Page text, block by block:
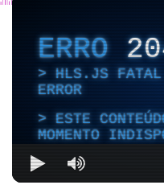
ERRO
HLS.JS FATAL
ERROR
ESTE
MOMENTO